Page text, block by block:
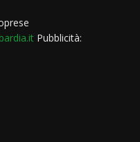
Pubblicità: